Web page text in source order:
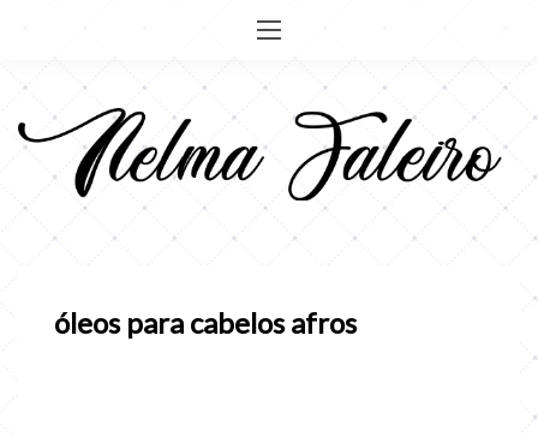
conteúdo
óleos para cabelos afros